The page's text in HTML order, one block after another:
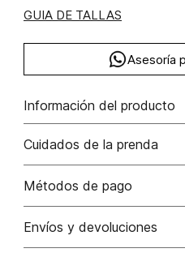
GUIA DE TALLAS
Asesoría
Información del producto
viscosa 72% poliéster 28%
poliéster/polyester
Cuidados de la prenda
Lavar a mano por separado /
No usar lejia
Métodos de pago
Tarjetas de crédito: Visa,
Envíos y devoluciones